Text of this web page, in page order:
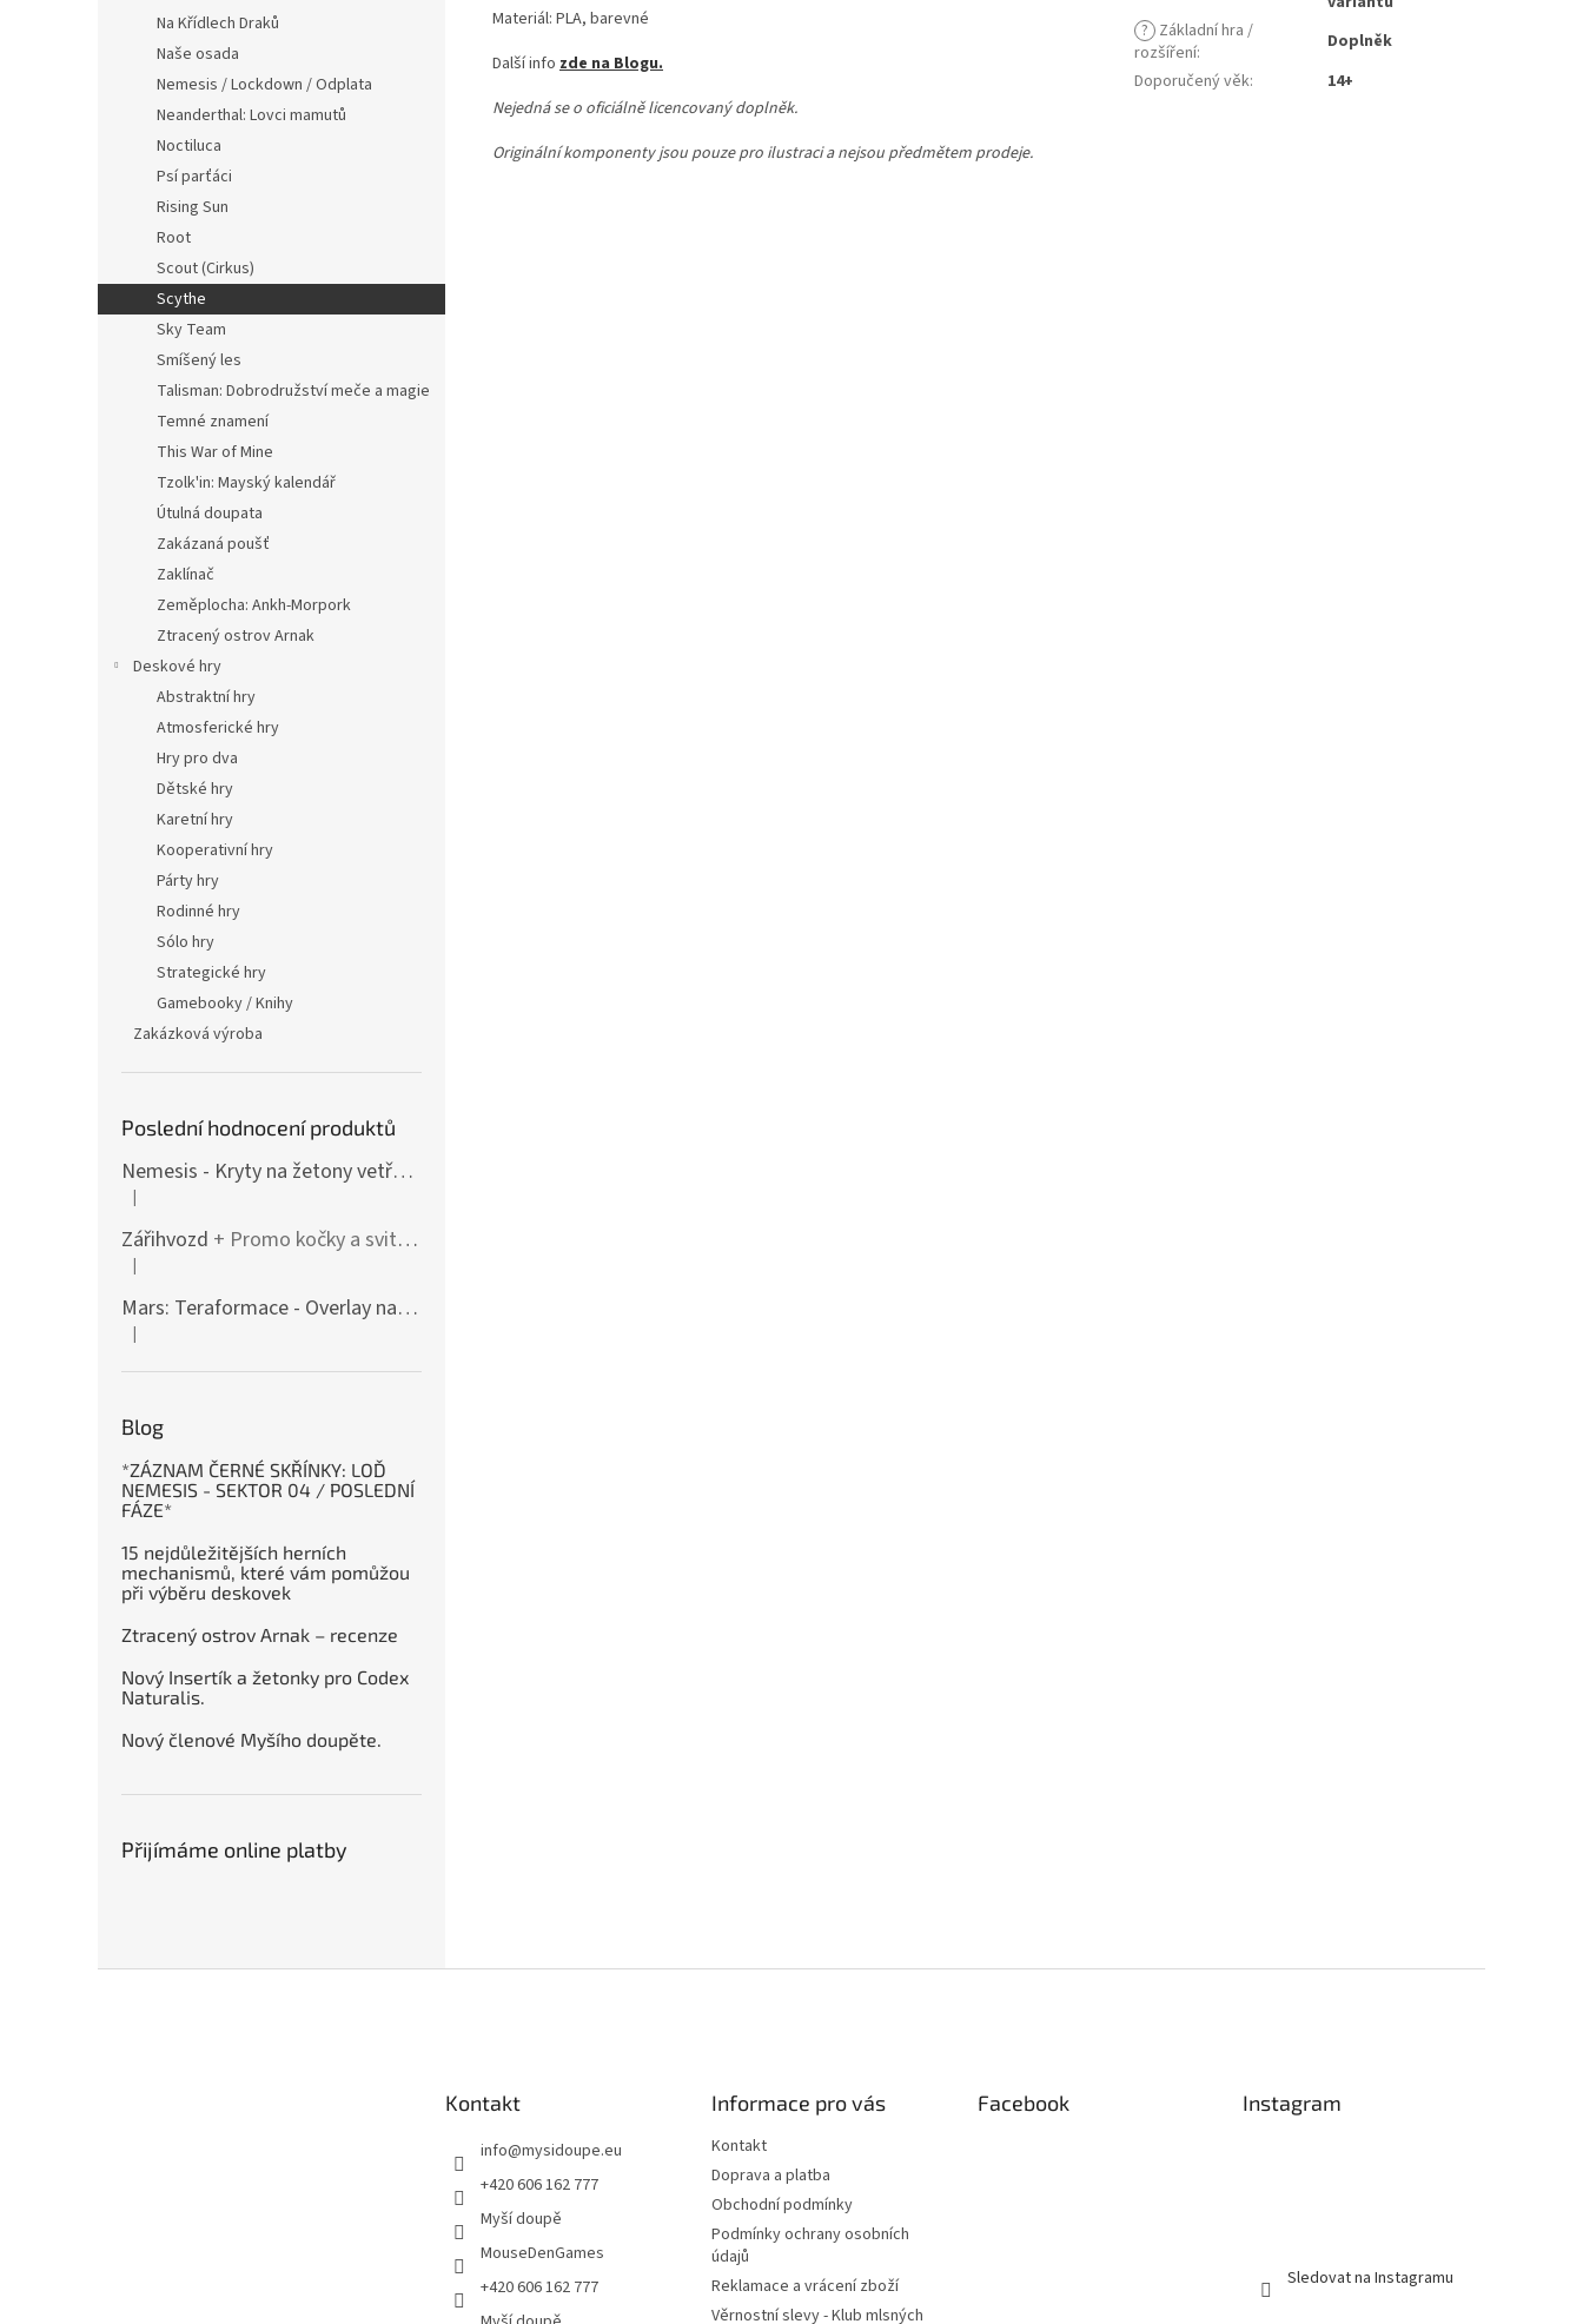
Na Křídlech Draků
Naše osada
Nemesis / Lockdown / Odplata
Neanderthal: Lovci mamutů
Noctiluca
Psí parťáci
Rising Sun
Root
Scout (Cirkus)
Scythe
Sky Team
Smíšený les
Talisman: Dobrodružství meče a magie
Temné znamení
This War of Mine
Tzolk'in: Mayský kalendář
Útulná doupata
Zakázaná poušť
Zaklínač
Zeměplocha: Ankh-Morpork
Ztracený ostrov Arnak
Deskové hry
Abstraktní hry
Atmosferické hry
Hry pro dva
Dětské hry
Karetní hry
Kooperativní hry
Párty hry
Rodinné hry
Sólo hry
Strategické hry
Gamebooky / Knihy
Zakázková výroba
Poslední hodnocení produktů
Nemesis - Kryty na žetony vetřelců (varianty i pro rozšíření / Lockdown)
Hodnocení produktu je 4 z 5 hvězdiček.
|
Zářihvozd + Promo kočky a svitolam
Hodnocení produktu je 5 z 5 hvězdiček.
|
Mars: Teraformace - Overlay na destičky kolonií
Hodnocení produktu je 5 z 5 hvězdiček.
|
Blog
*ZÁZNAM ČERNÉ SKŘÍNKY: LOĎ
NEMESIS - SEKTOR 04 / POSLEDNÍ
FÁZE*
15 nejdůležitějších herních
mechanismů, které vám pomůžou
při výběru deskovek
Ztracený ostrov Arnak – recenze
Nový Insertík a žetonky pro Codex
Naturalis.
Nový členové Myšího doupěte.
Přijímáme online platby
Materiál: PLA, barevné
Další info zde na Blogu.
Nejedná se o oficiálně licencovaný doplněk.
Originální komponenty jsou pouze pro ilustraci a nejsou předmětem prodeje.
? Základní hra /
rozšíření:
Doplněk
Doporučený věk: 14+
Kontakt
info@mysidoupe.eu
+420 606 162 777
Myší doupě
MouseDenGames
+420 606 162 777
Informace pro vás
Kontakt
Doprava a platba
Obchodní podmínky
Podmínky ochrany osobních
údajů
Reklamace a vrácení zboží
Věrnostní slevy - Klub mlsných
Facebook Instagram
Sledovat na Instagramu